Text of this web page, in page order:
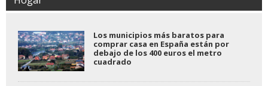
Los municipios más baratos para
comprar casa en España están por
debajo de los 400 euros el metro
cuadrado